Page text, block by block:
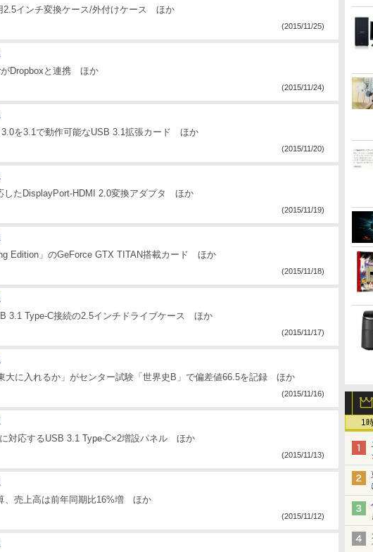
1
2.5インチ変換ケース/外付けケース ほか
(2015/11/25)
がDropboxと連携 ほか
(2015/11/24)
を3.1で動作可能なUSB 3.1拡張カード ほか
(2015/11/20)
したDisplayPort-HDMI 2.0変換アダプタ ほか
(2015/11/19)
Edition」のGeForce GTX TITAN搭載カード ほか
(2015/11/18)
3.1 Type-C接続の2.5インチドライブケース ほか
(2015/11/17)
大に入れるか」がセンター試験「世界史B」で偏差値66.5を記録 ほか
(2015/11/16)
対応するUSB 3.1 Type-C×2増設パネル ほか
(2015/11/13)
、売上高は前年同期比16%増 ほか
(2015/11/12)